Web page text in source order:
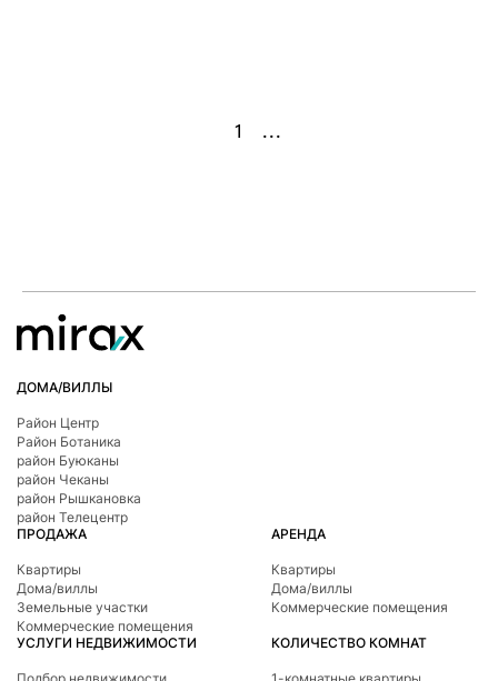
1 ...
ДОМА/ВИЛЛЫ
Район Центр
Район Ботаникa
район Буюканы
район Чеканы
район Рышкановка
район Телецентр
ПРОДАЖА
Квартиры
Дома/виллы
Земельные участки
Коммерческие помещения
АРЕНДА
Квартиры
Дома/виллы
Коммерческие помещения
УСЛУГИ НЕДВИЖИМОСТИ КОЛИЧЕСТВО КОМНАТ